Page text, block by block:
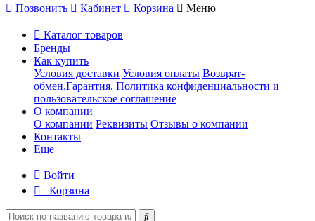
Позвонить
Кабинет Корзина Меню
Каталог товаров
Бренды
Как купить
Условия доставки Условия оплаты Возврат-
обмен.Гарантия. Политика конфиденциальности и
пользовательское соглашение
О компании
О компании Реквизиты Отзывы о компании
Контакты
Еще
Войти
Корзина